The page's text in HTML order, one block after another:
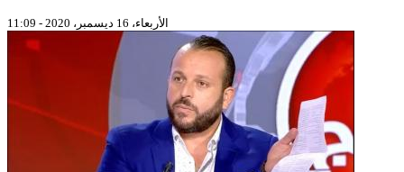
الأربعاء، 16 ديسمبر، 2020 - 11:09